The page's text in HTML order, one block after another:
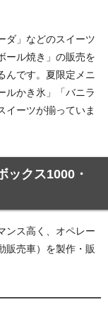
ダ」などのスイーツ
ール焼き」の販売を
んです。夏限定メニ
ルかき氷」「バニラ
イーツが揃っていま
ックス1000・
ンス高く、オペレー
販売車）を製作・販